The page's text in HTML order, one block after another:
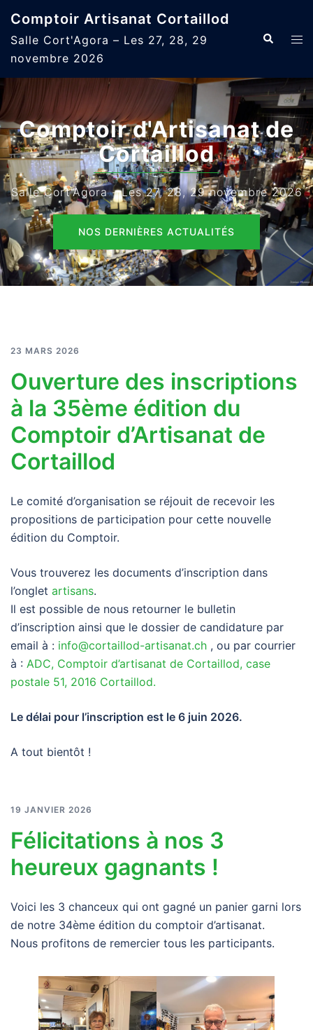
contenu
Comptoir Artisanat Cortaillod
Salle Cort'Agora – Les 27, 28, 29
novembre 2026
Comptoir d'Artisanat de
Cortaillod
Salle Cort'Agora - Les 27, 28, 29 novembre 2026
NOS DERNIÈRES ACTUALITÉS
23 MARS 2026
Ouverture des inscriptions
à la 35ème édition du
Comptoir d’Artisanat de
Cortaillod
Le comité d’organisation se réjouit de recevoir les
propositions de participation pour cette nouvelle
édition du Comptoir.
Vous trouverez les documents d’inscription dans
l’onglet artisans.
Il est possible de nous retourner le bulletin
d’inscription ainsi que le dossier de candidature par
email à : info@cortaillod-artisanat.ch , ou par courrier
à : ADC, Comptoir d’artisanat de Cortaillod, case
postale 51, 2016 Cortaillod.
Le délai pour l’inscription est le 6 juin 2026.
A tout bientôt !
19 JANVIER 2026
Félicitations à nos 3
heureux gagnants !
Voici les 3 chanceux qui ont gagné un panier garni lors
de notre 34ème édition du comptoir d’artisanat.
Nous profitons de remercier tous les participants.